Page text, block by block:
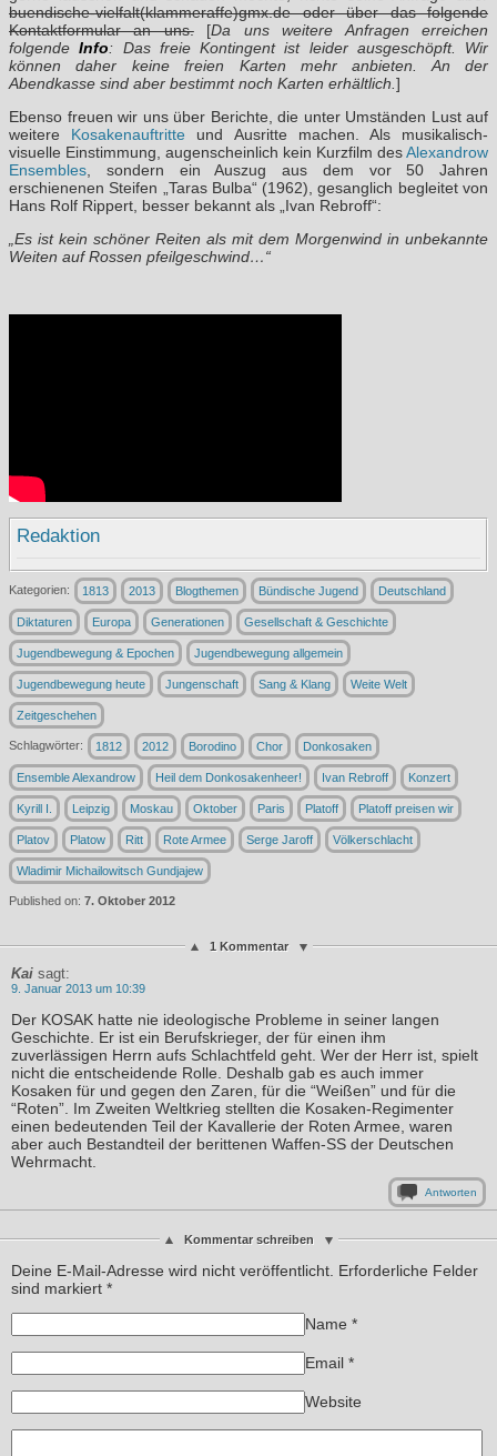
buendische-vielfalt(klammeraffe)gmx.de oder über das folgende
Kontaktformular an uns.[Da uns weitere Anfragen erreichen
folgendeInfo: Das freie Kontingent ist leider ausgeschöpft. Wir
können daher keine freien Karten mehr anbieten. An der
Abendkasse sind aber bestimmt noch Karten erhältlich.]
Ebenso freuen wir uns über Berichte, die unter Umständen Lust auf
weitere Kosakenauftritte und Ausritte machen. Als musikalisch-
visuelle Einstimmung, augenscheinlich kein Kurzfilm desAlexandrow
Ensembles, sondern ein Auszug aus dem vor 50 Jahren
erschienenen Steifen „Taras Bulba“ (1962), gesanglich begleitet von
Hans Rolf Rippert, besser bekannt als „Ivan Rebroff“:
„Es ist kein schöner Reiten als mit dem Morgenwind in unbekannte
Weiten auf Rossen pfeilgeschwind…“
Redaktion
Kategorien: 1813 2013 Blogthemen Bündische Jugend Deutschland
Diktaturen Europa Generationen Gesellschaft & Geschichte
Jugendbewegung & Epochen Jugendbewegung allgemein
Jugendbewegung heute Jungenschaft Sang & Klang Weite Welt
Zeitgeschehen
Schlagwörter: 1812 2012 Borodino Chor Donkosaken
Ensemble Alexandrow Heil dem Donkosakenheer! Ivan Rebroff Konzert
Kyrill I. Leipzig Moskau Oktober Paris Platoff Platoff preisen wir
Platov Platow Ritt Rote Armee Serge Jaroff Völkerschlacht
Wladimir Michailowitsch Gundjajew
Published on: 7. Oktober 2012
1 Kommentar
Kai sagt:
9. Januar 2013 um 10:39
Der KOSAK hatte nie ideologische Probleme in seiner langen
Geschichte. Er ist ein Berufskrieger, der für einen ihm
zuverlässigen Herrn aufs Schlachtfeld geht. Wer der Herr ist, spielt
nicht die entscheidende Rolle. Deshalb gab es auch immer
Kosaken für und gegen den Zaren, für die “Weißen” und für die
“Roten”. Im Zweiten Weltkrieg stellten die Kosaken-Regimenter
einen bedeutenden Teil der Kavallerie der Roten Armee, waren
aber auch Bestandteil der berittenen Waffen-SS der Deutschen
Wehrmacht.
Antworten
Kommentar schreiben
Deine E-Mail-Adresse wird nicht veröffentlicht. Erforderliche Felder
sind markiert *
Name *
Email *
Website